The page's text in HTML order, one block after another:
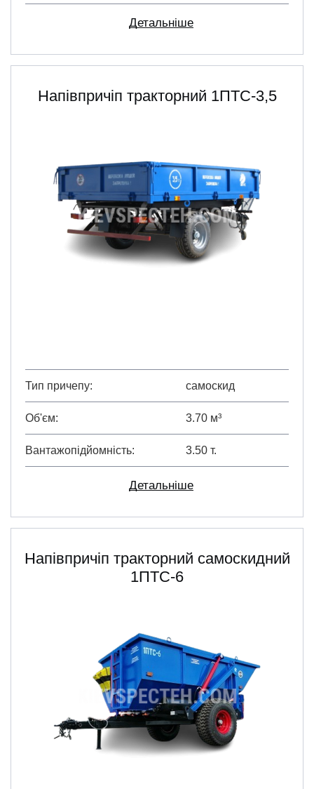
Детальніше
Напівпричіп тракторний 1ПТС-3,5
Тип причепу самоскид
Об'єм 3.70 м³
Вантажопідйомність 3.50 т.
Детальніше
Напівпричіп тракторний самоскидний
1ПТС-6